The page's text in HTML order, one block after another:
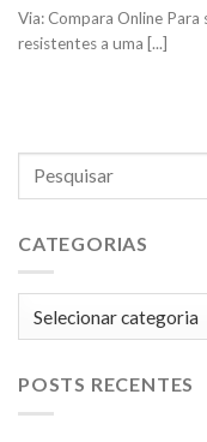
CATEGORIAS
Categorias
POSTS RECENTES
Via: Compara Online Para
resistentes a uma [...]